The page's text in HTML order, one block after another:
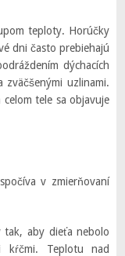
teploty. Horúčky
dni často prebiehajú
dýchacích
uzlinami.
tele sa objavuje
v zmierňovaní
tak, aby dieťa nebolo
kŕčmi. Teplotu nad